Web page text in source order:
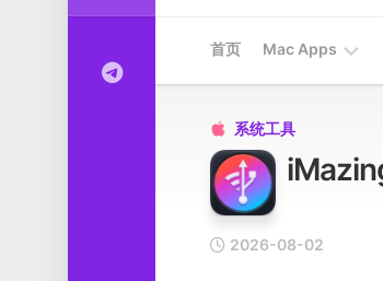
首页 Mac Apps
Apps
开
 系统工具
2026-08-02